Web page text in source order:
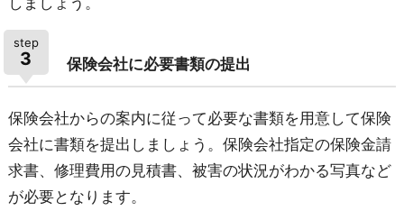
step
3 保険会社に必要書類の提出
保険会社からの案内に従って必要な書類を用意して保険
会社に書類を提出しましょう。保険会社指定の保険金請
求書、修理費用の見積書、被害の状況がわかる写真など
が必要となります。